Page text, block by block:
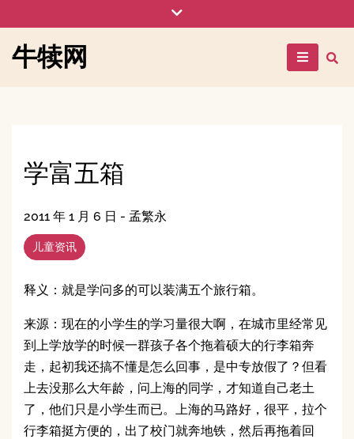
to
content
牛犊网
学富五箱
2011 年 1 月 6 日 - 孟繁永
儿童资讯
释义：就是学问多的可以装满五个旅行箱。
来源：现在的小学生的学习量很大啊，在城市里经常见
到上学放学的时候一群孩子各个拖着硕大的行李箱奔
走，起初我还搞不懂是怎么回事，是中专放假了？但看
上去没那么大年龄，问上海的同学，才知道自己老土
了，他们只是小学生而已。上海的马路好，很平，拉个
行李箱挺方便的，出了校门就奔地铁，然后再拖着回